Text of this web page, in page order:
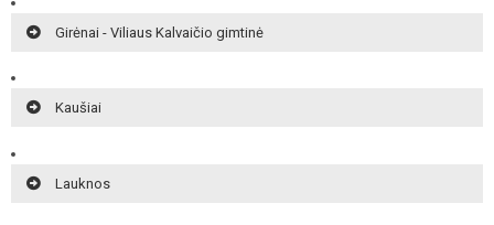
Girėnai - Viliaus Kalvaičio gimtinė
Kaušiai
Lauknos